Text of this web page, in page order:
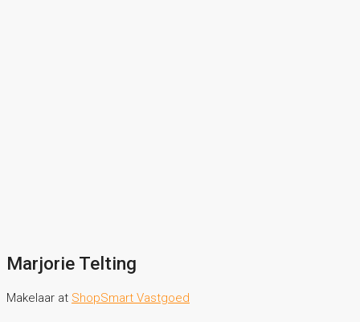
Marjorie Telting
Makelaar at ShopSmart Vastgoed